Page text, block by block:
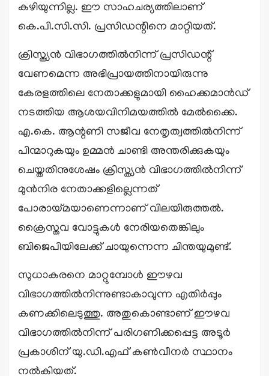
കഴിയുന്നില്ല. ഈ സാഹചര്യത്തിലാണ്
കെ.പി.സി.സി. പ്രസിഡന്റിനെ മാറ്റിയത്.
ക്രിസ്ത്യന്‍ വിഭാഗത്തില്‍നിന്ന് പ്രസിഡന്റ്
വേണമെന്ന അഭിപ്രായത്തിനായിരുന്നു
കേരളത്തിലെ നേതാക്കളുമായി ഹൈക്കമാൻഡ്
നടത്തിയ ആശയവിനിമയത്തില്‍ മേല്‍ക്കൈ.
എ.കെ. ആന്റണി സജീവ നേതൃത്വത്തില്‍നിന്ന്
പിന്മാറുകയും ഉമ്മന്‍ ചാണ്ടി അന്തരിക്കുകയും
ചെയ്തതിനുശേഷം ക്രിസ്ത്യന്‍ വിഭാഗത്തില്‍നിന്ന്
മുന്‍നിര നേതാക്കളില്ലെന്നത്
പോരായ്മയാണെന്നാണ് വിലയിരുത്തല്‍.
ക്രൈസ്തവ വോട്ടുകള്‍ നേരിയതെങ്കിലും
ബിജെപിയിലേക്ക് ചായുന്നെന്ന ചിന്തയുമുണ്ട്.
സുധാകരനെ മാറ്റുമ്പോള്‍ ഈഴവ
വിഭാഗത്തില്‍നിന്നുണ്ടാകാവുന്ന എതിര്‍പ്പും
കണക്കിലെടുത്തു. അതുകൊണ്ടാണ് ഈഴവ
വിഭാഗത്തില്‍നിന്ന് പരിഗണിക്കപ്പെട്ട അടൂര്‍
പ്രകാശിന് യു.ഡി.എഫ് കൺവീനർ സ്ഥാനം
നൽകിയത്.